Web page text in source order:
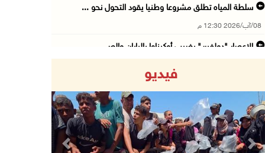
سلطة المياه تطلق مشروعا وطنيا يقود التحول نحو ...
08/آب/2026 12:30 م
الإعصار "دولفين" يضرب أوكيناوا باليابان والصي ...
08/آب/2026 11:44 ص
الاحتلال يواصل تجريف أراضٍ في سنجل شمال رام ...
08/آب/2026 11:35 ص
فيديو
Previous Next